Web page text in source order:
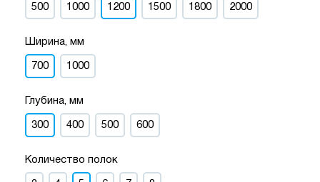
500 1000 1200 1500 1800 2000
Ширина, мм
700 1000
Глубина, мм
300 400 500 600
Количество полок